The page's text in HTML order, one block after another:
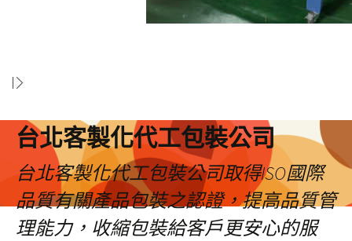
台北客製化代工包裝公司
台北客製化代工包裝公司取得ISO國際
品質有關產品包裝之認證，提高品質管
理能力，收縮包裝給客戶更安心的服